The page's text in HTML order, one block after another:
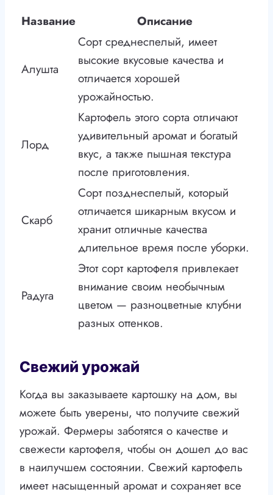
Название Описание
Алушта
Сорт среднеспелый, имеет
высокие вкусовые качества и
отличается хорошей
урожайностью.
Лорд
Картофель этого сорта отличают
удивительный аромат и богатый
вкус, а также пышная текстура
после приготовления.
Скарб
Сорт позднеспелый, который
отличается шикарным вкусом и
хранит отличные качества
длительное время после уборки.
Радуга
Этот сорт картофеля привлекает
внимание своим необычным
цветом — разноцветные клубни
разных оттенков.
Свежий урожай
Когда вы заказываете картошку на дом, вы
можете быть уверены, что получите свежий
урожай. Фермеры заботятся о качестве и
свежести картофеля, чтобы он дошел до вас
в наилучшем состоянии. Свежий картофель
имеет насыщенный аромат и сохраняет все